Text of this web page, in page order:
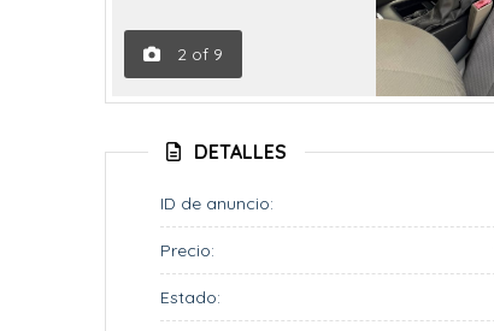
2 of 9
DETALLES
ID de anuncio:
Precio:
Estado: